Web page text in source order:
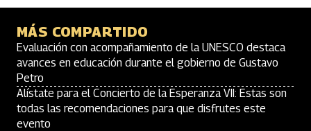
MÁS COMPARTIDO
Evaluación con acompañamiento de la UNESCO destaca
avances en educación durante el gobierno de Gustavo
Petro
Alístate para el Concierto de la Esperanza VII: Estas son
todas las recomendaciones para que disfrutes este
evento